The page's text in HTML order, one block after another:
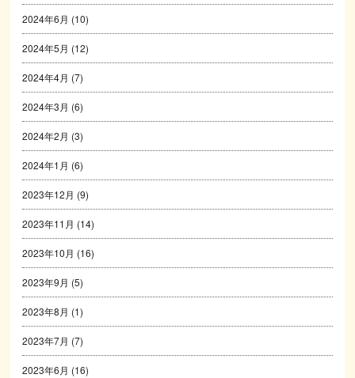
2024年6月 (10)
2024年5月 (12)
2024年4月 (7)
2024年3月 (6)
2024年2月 (3)
2024年1月 (6)
2023年12月 (9)
2023年11月 (14)
2023年10月 (16)
2023年9月 (5)
2023年8月 (1)
2023年7月 (7)
2023年6月 (16)